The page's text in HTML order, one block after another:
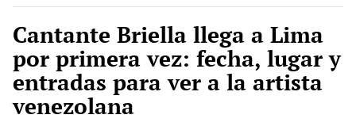
Cantante Briella llega a Lima
por primera vez: fecha, lugar y
entradas para ver a la artista
venezolana